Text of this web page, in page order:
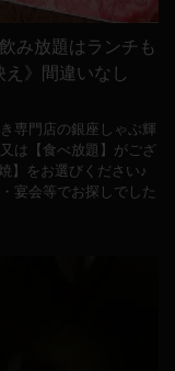
み放題はランチも
》間違いなし
専門店の銀座しゃぶ輝
は【食べ放題】がござ
】をお選びください♪
宴会等でお探しでした